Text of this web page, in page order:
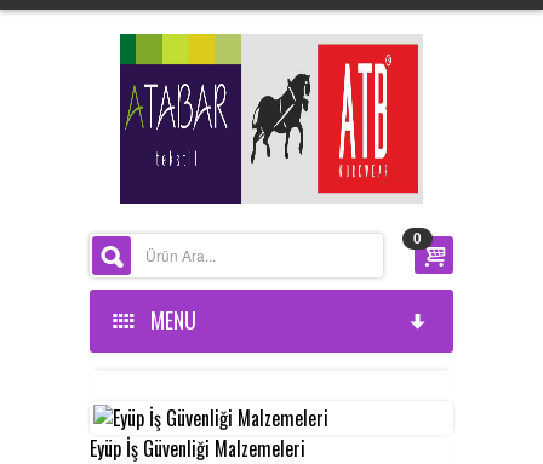
0
MENU
KURUMSAL
Eyüp İş Güvenliği Malzemeleri